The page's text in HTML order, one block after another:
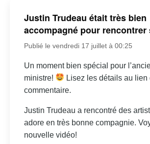
Justin Trudeau était très bien
accompagné pour rencontrer
Publié le vendredi 17 juillet à 00:25
Un moment bien spécial pour
ministre!
Lisez les détails au lien
commentaire.
Justin Trudeau a rencontré des
adore en très bonne compagnie.
nouvelle vidéo!